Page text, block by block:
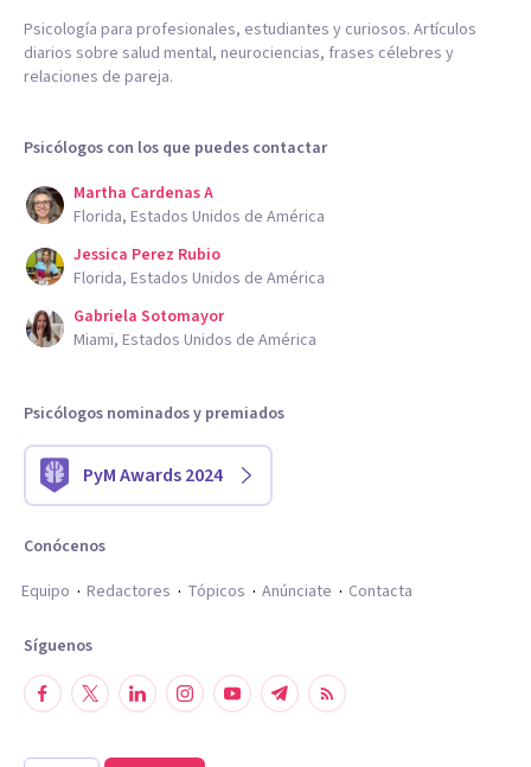
Psicología para profesionales, estudiantes y curiosos. Artículos
diarios sobre salud mental, neurociencias, frases célebres y
relaciones de pareja.
Psicólogos con los que puedes contactar
Martha Cardenas A
Florida, Estados Unidos de América
Jessica Perez Rubio
Florida, Estados Unidos de América
Gabriela Sotomayor
Miami, Estados Unidos de América
Psicólogos nominados y premiados
PyM Awards 2024
Conócenos
Equipo
Redactores Tópicos Anúnciate Contacta
Síguenos